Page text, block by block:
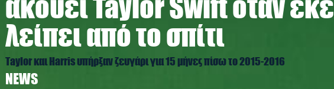
λείπει από το σπίτι
Taylor και Harris υπήρξαν ζευγάρι για 15 μήνες πίσω το 2015-2016
NEWS